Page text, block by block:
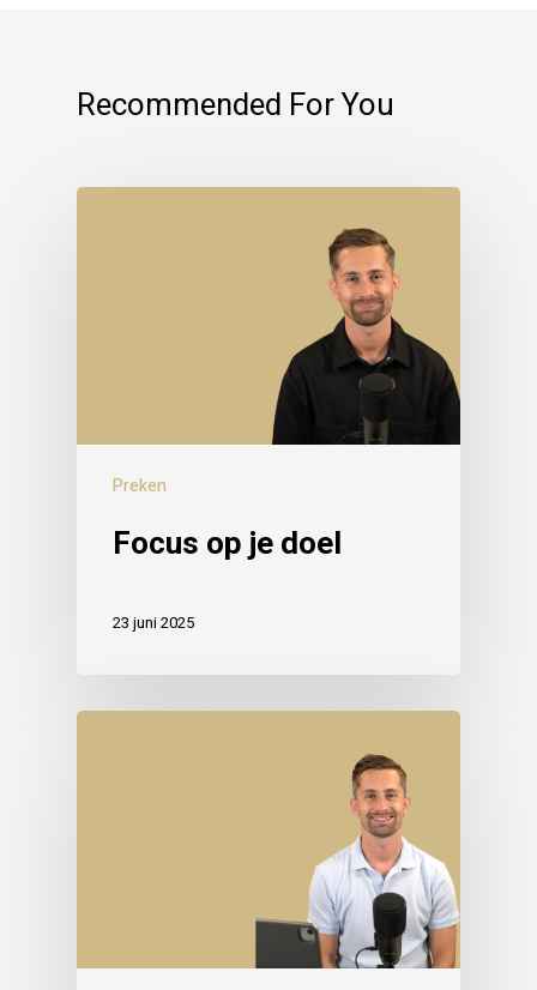
Recommended For You
Preken
Focus op je doel
23 juni 2025